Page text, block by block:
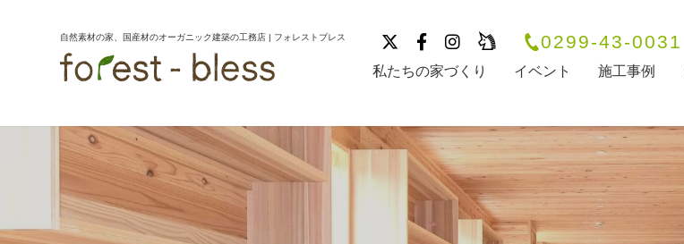
自然素材の家、国産材のオーガニック建築の工務店 | フォレストブレス 0299-43-0031
私たちの家づくり イベント 施工事例